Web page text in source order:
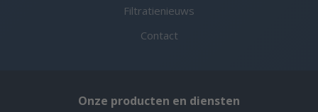
Filtratienieuws
Contact
Onze producten en diensten